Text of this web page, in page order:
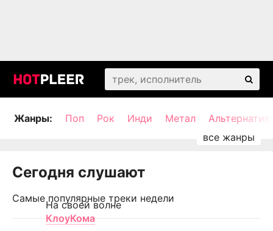
Жанры: Поп Рок Инди Метал
Сегодня слушают
Самые популярные треки недели
На своей волне
КлоуКома